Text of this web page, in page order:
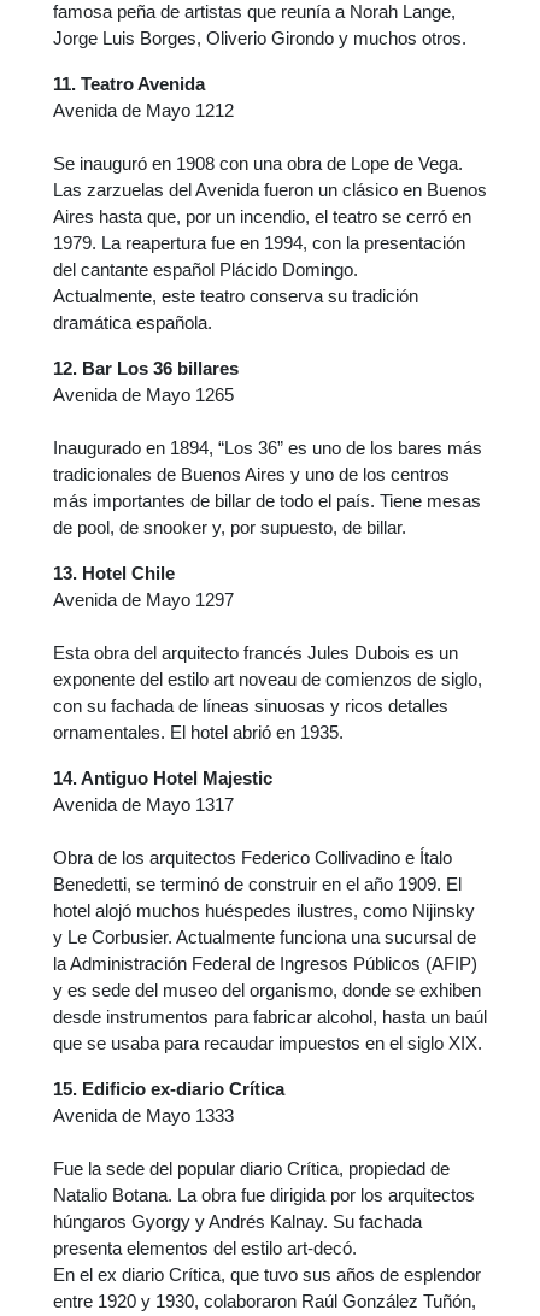
famosa peña de artistas que reunía a Norah Lange,
Jorge Luis Borges, Oliverio Girondo y muchos otros.
11. Teatro Avenida
Avenida de Mayo 1212
Se inauguró en 1908 con una obra de Lope de Vega.
Las zarzuelas del Avenida fueron un clásico en Buenos
Aires hasta que, por un incendio, el teatro se cerró en
1979. La reapertura fue en 1994, con la presentación
del cantante español Plácido Domingo.
Actualmente, este teatro conserva su tradición
dramática española.
12. Bar Los 36 billares
Avenida de Mayo 1265
Inaugurado en 1894, “Los 36” es uno de los bares más
tradicionales de Buenos Aires y uno de los centros
más importantes de billar de todo el país. Tiene mesas
de pool, de snooker y, por supuesto, de billar.
13. Hotel Chile
Avenida de Mayo 1297
Esta obra del arquitecto francés Jules Dubois es un
exponente del estilo art noveau de comienzos de siglo,
con su fachada de líneas sinuosas y ricos detalles
ornamentales. El hotel abrió en 1935.
14. Antiguo Hotel Majestic
Avenida de Mayo 1317
Obra de los arquitectos Federico Collivadino e Ítalo
Benedetti, se terminó de construir en el año 1909. El
hotel alojó muchos huéspedes ilustres, como Nijinsky
y Le Corbusier. Actualmente funciona una sucursal de
la Administración Federal de Ingresos Públicos (AFIP)
y es sede del museo del organismo, donde se exhiben
desde instrumentos para fabricar alcohol, hasta un baúl
que se usaba para recaudar impuestos en el siglo XIX.
15. Edificio ex-diario Crítica
Avenida de Mayo 1333
Fue la sede del popular diario Crítica, propiedad de
Natalio Botana. La obra fue dirigida por los arquitectos
húngaros Gyorgy y Andrés Kalnay. Su fachada
presenta elementos del estilo art-decó.
En el ex diario Crítica, que tuvo sus años de esplendor
entre 1920 y 1930, colaboraron Raúl González Tuñón,